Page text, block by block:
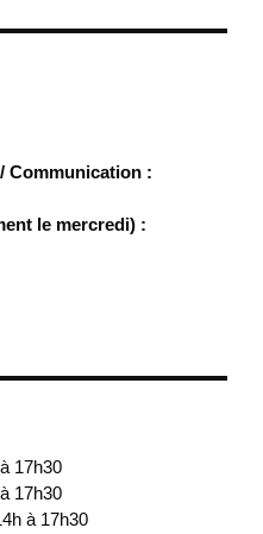
Communication :
le mercredi) :
17h30
17h30
à 17h30